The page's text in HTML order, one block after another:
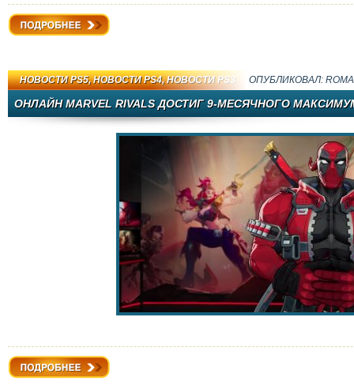
НОВОСТИ PS5,НОВОСТИ PS4,НОВОСТИ PS3 ОПУБЛИКОВАЛ:
ОНЛАЙН MARVEL RIVALS ДОСТИГ 9-МЕСЯЧНОГО